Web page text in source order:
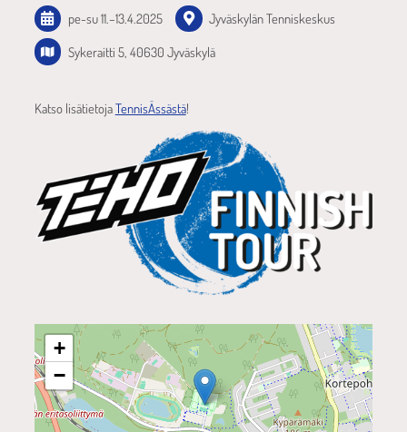
pe-su11.–13.4.2025 Jyväskylän Tenniskeskus
Sykeraitti 5, 40630 Jyväskylä
Katso lisätietojaTennisÄssästä!
+
−